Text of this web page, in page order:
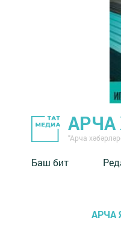
АРЧА
"Арча
Баш бит
АРЧА